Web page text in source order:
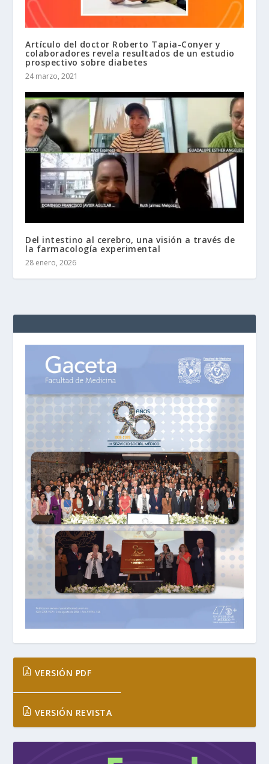
Artículo del doctor Roberto Tapia-Conyer y
colaboradores revela resultados de un estudio
prospectivo sobre diabetes
24 marzo, 2021
Del intestino al cerebro, una visión a través de
la farmacología experimental
28 enero, 2026
VERSIÓN PDF
VERSIÓN REVISTA